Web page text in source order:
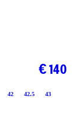
42 42.5 43
€ 140